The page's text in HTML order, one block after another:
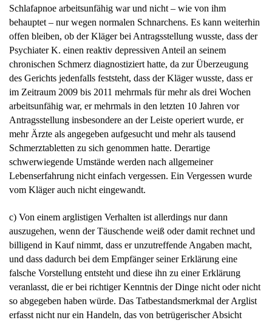
Schlafapnoe arbeitsunfähig war und nicht – wie von ihm
behauptet – nur wegen normalen Schnarchens. Es kann weiterhin
offen bleiben, ob der Kläger bei Antragsstellung wusste, dass der
Psychiater K. einen reaktiv depressiven Anteil an seinem
chronischen Schmerz diagnostiziert hatte, da zur Überzeugung
des Gerichts jedenfalls feststeht, dass der Kläger wusste, dass er
im Zeitraum 2009 bis 2011 mehrmals für mehr als drei Wochen
arbeitsunfähig war, er mehrmals in den letzten 10 Jahren vor
Antragsstellung insbesondere an der Leiste operiert wurde, er
mehr Ärzte als angegeben aufgesucht und mehr als tausend
Schmerztabletten zu sich genommen hatte. Derartige
schwerwiegende Umstände werden nach allgemeiner
Lebenserfahrung nicht einfach vergessen. Ein Vergessen wurde
vom Kläger auch nicht eingewandt.
c) Von einem arglistigen Verhalten ist allerdings nur dann
auszugehen, wenn der Täuschende weiß oder damit rechnet und
billigend in Kauf nimmt, dass er unzutreffende Angaben macht,
und dass dadurch bei dem Empfänger seiner Erklärung eine
falsche Vorstellung entsteht und diese ihn zu einer Erklärung
veranlasst, die er bei richtiger Kenntnis der Dinge nicht oder nicht
so abgegeben haben würde. Das Tatbestandsmerkmal der Arglist
erfasst nicht nur ein Handeln, das von betrügerischer Absicht